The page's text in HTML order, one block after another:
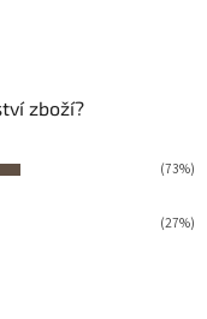
zboží?
(73%)
(27%)